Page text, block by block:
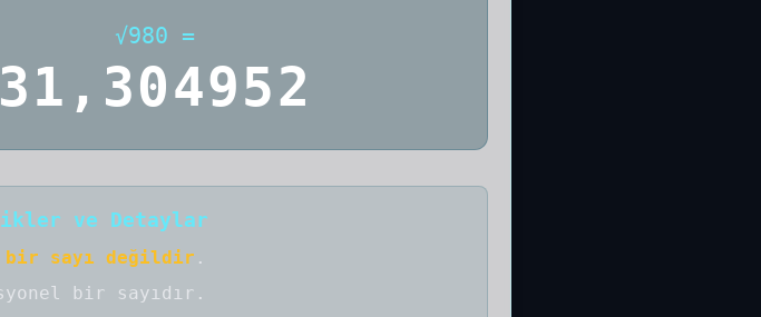
√980 =
31,304952
ve Detaylar
bir sayı değildir .
bir sayıdır .